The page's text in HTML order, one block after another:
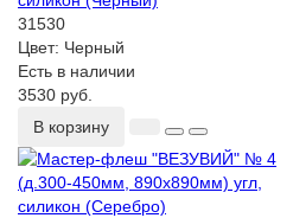
31530
Цвет: Черный
Есть в наличии
3530 руб.
В корзину